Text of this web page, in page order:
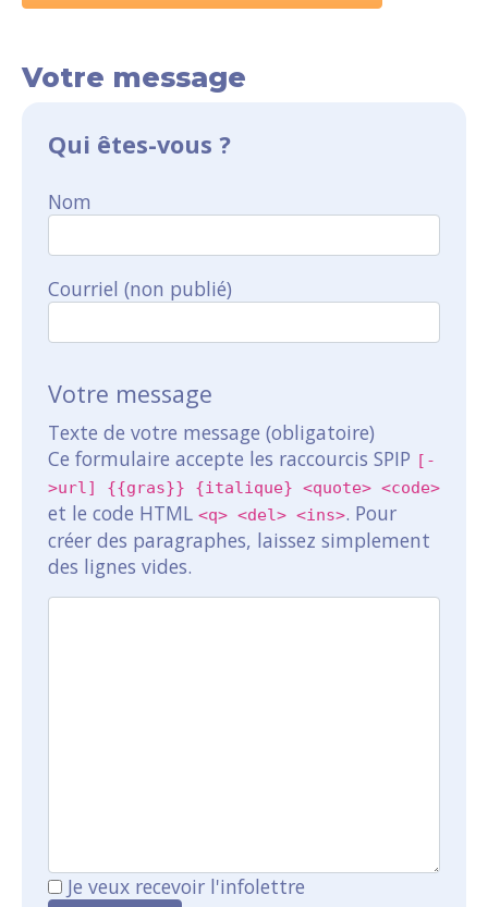
Votre message
Qui êtes-vous ?
Nom
Courriel (non publié)
Votre message
Texte de votre message (obligatoire)
Ce formulaire accepte les raccourcis SPIP [-
>url] {{gras}} {italique} <quote> <code>
et le code HTML <q> <del> <ins>. Pour
créer des paragraphes, laissez simplement
des lignes vides.
Je veux recevoir l'infolettre